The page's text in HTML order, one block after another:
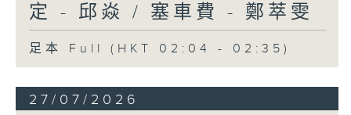
定 - 邱焱 / 塞車費 - 鄭萃雯
足本 Full (HKT 02:04 - 02:35)
27/07/2026